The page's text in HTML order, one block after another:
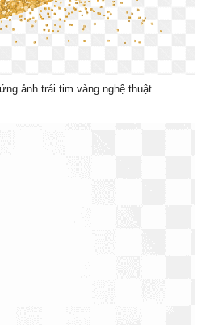
ảnh trái tim vàng nghệ thuật